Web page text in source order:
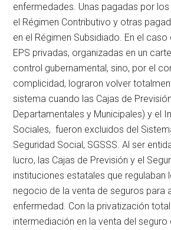
enfermedades. Unas pagadas por
el Régimen Contributivo y otras
en el Régimen Subsidiado. En el
EPS privadas, organizadas en un
control gubernamental, sino, por el
complicidad, lograron volver
sistema cuando las Cajas de
Departamentales y Municipales) y el
Sociales, fueron excluidos del
Seguridad Social, SGSSS. Al ser
lucro, las Cajas de Previsión y el
instituciones estatales que regulaban
negocio de la venta de seguros para
enfermedad. Con la privatización
intermediación en la venta del seguro